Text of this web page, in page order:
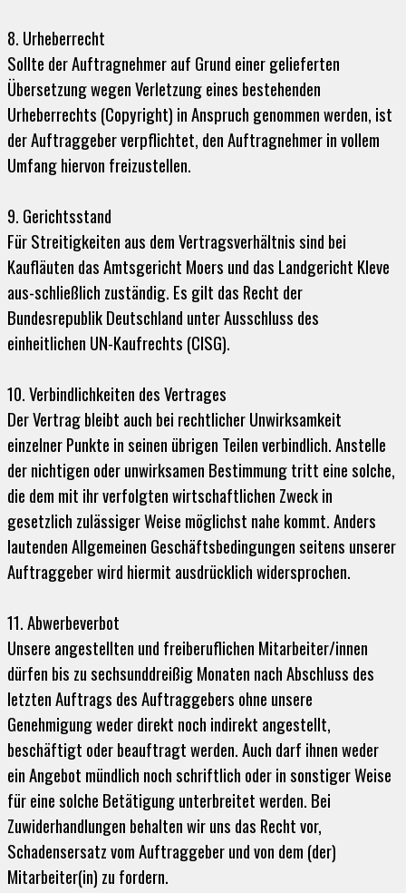
8. Urheberrecht
Sollte der Auftragnehmer auf Grund einer gelieferten
Übersetzung wegen Verletzung eines bestehenden
Urheberrechts (Copyright) in Anspruch genommen werden, ist
der Auftraggeber verpflichtet, den Auftragnehmer in vollem
Umfang hiervon freizustellen.
9. Gerichtsstand
Für Streitigkeiten aus dem Vertragsverhältnis sind bei
Kaufläuten das Amtsgericht Moers und das Landgericht Kleve
aus-schließlich zuständig. Es gilt das Recht der
Bundesrepublik Deutschland unter Ausschluss des
einheitlichen UN-Kaufrechts (CISG).
10. Verbindlichkeiten des Vertrages
Der Vertrag bleibt auch bei rechtlicher Unwirksamkeit
einzelner Punkte in seinen übrigen Teilen verbindlich. Anstelle
der nichtigen oder unwirksamen Bestimmung tritt eine solche,
die dem mit ihr verfolgten wirtschaftlichen Zweck in
gesetzlich zulässiger Weise möglichst nahe kommt. Anders
lautenden Allgemeinen Geschäftsbedingungen seitens unserer
Auftraggeber wird hiermit ausdrücklich widersprochen.
11. Abwerbeverbot
Unsere angestellten und freiberuflichen Mitarbeiter/innen
dürfen bis zu sechsunddreißig Monaten nach Abschluss des
letzten Auftrags des Auftraggebers ohne unsere
Genehmigung weder direkt noch indirekt angestellt,
beschäftigt oder beauftragt werden. Auch darf ihnen weder
ein Angebot mündlich noch schriftlich oder in sonstiger Weise
für eine solche Betätigung unterbreitet werden. Bei
Zuwiderhandlungen behalten wir uns das Recht vor,
Schadensersatz vom Auftraggeber und von dem (der)
Mitarbeiter(in) zu fordern.